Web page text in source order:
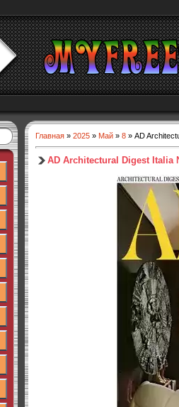
Главная » 2025 » Май » 8 » AD
AD Architectural Digest Italia